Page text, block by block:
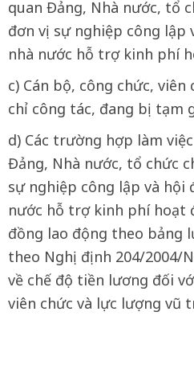
quan Đảng, Nhà nước, tổ
đơn vị sự nghiệp công lập
nhà nước hỗ trợ kinh phí
c) Cán bộ, công chức,
chỉ công tác, đang bị tạm
d) Các trường hợp làm
Đảng, Nhà nước, tổ chức
sự nghiệp công lập và hội
nước hỗ trợ kinh phí hoạt
đồng lao động theo bảng
theo Nghị định 204/2004/
về chế độ tiền lương đối
viên chức và lực lượng vũ